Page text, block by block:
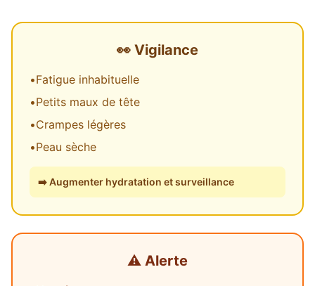
👀 Vigilance
•Fatigue inhabituelle
•Petits maux de tête
•Crampes légères
•Peau sèche
➡️Augmenter hydratation et surveillance
⚠️ Alerte